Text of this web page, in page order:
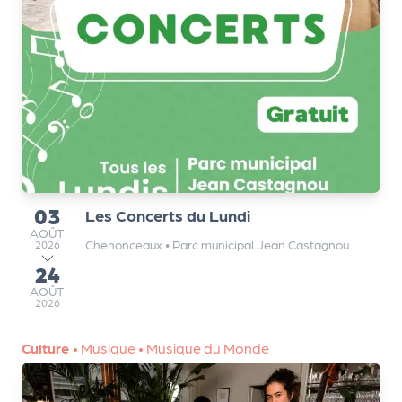
du
03
AOÛT
AOÛT
2026
au
24
AOÛT
AOÛT
2026
Les Concerts du Lundi
Chenonceaux • Parc municipal Jean Castagnou
Culture • Musique • Musique du Monde
r
t
e
n
a